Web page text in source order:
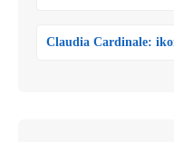
Claudia Cardinale: